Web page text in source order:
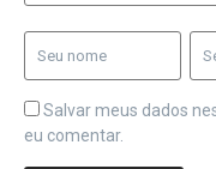
Salvar meus dados
eu comentar.